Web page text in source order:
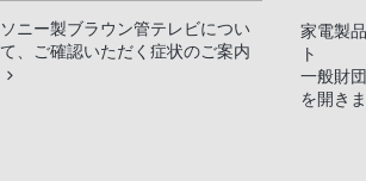
ソニー製ブラウン管テレビについ
て、ご確認いただく症状のご案内
家電製
ト
一般財
を開き